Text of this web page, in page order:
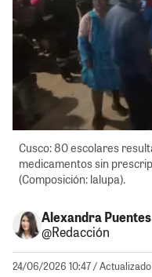
Cusco: 80 escolares
medicamentos sin
(Composición: lalupa).
Alexandra Puentes
@Redacción
24/06/2026 10:47/